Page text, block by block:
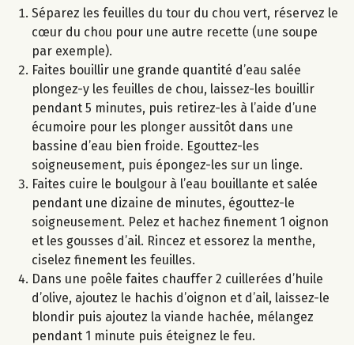
Séparez les feuilles du tour du chou vert, réservez le
cœur du chou pour une autre recette (une soupe
par exemple).
Faites bouillir une grande quantité d’eau salée
plongez-y les feuilles de chou, laissez-les bouillir
pendant 5 minutes, puis retirez-les à l’aide d’une
écumoire pour les plonger aussitôt dans une
bassine d’eau bien froide. Egouttez-les
soigneusement, puis épongez-les sur un linge.
Faites cuire le boulgour à l’eau bouillante et salée
pendant une dizaine de minutes, égouttez-le
soigneusement. Pelez et hachez finement 1 oignon
et les gousses d’ail. Rincez et essorez la menthe,
ciselez finement les feuilles.
Dans une poêle faites chauffer 2 cuillerées d’huile
d’olive, ajoutez le hachis d’oignon et d’ail, laissez-le
blondir puis ajoutez la viande hachée, mélangez
pendant 1 minute puis éteignez le feu.